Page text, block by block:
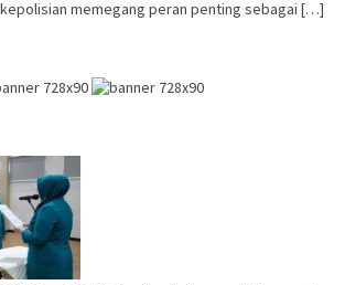
kepolisian memegang peran penting sebagai […]